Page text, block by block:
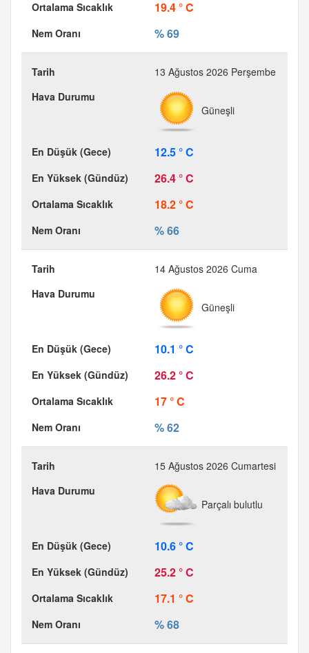
19.4 ° C
% 69
13 Ağustos 2026 Perşembe
Güneşli
12.5 ° C
26.4 ° C
18.2 ° C
% 66
14 Ağustos 2026 Cuma
Güneşli
10.1 ° C
26.2 ° C
17 ° C
% 62
15 Ağustos 2026 Cumartesi
Parçalı bulutlu
10.6 ° C
25.2 ° C
17.1 ° C
% 68